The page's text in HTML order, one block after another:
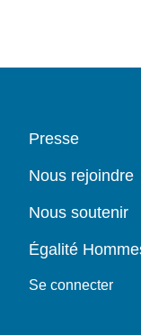
Pied
Presse
Nous rejoindre
Nous soutenir
Égalité
Se connecter